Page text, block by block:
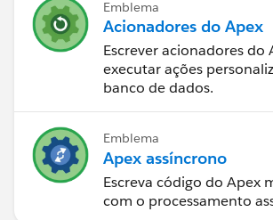
Emblema
Acionadores do Apex
Escrever acionadores do
executar ações
banco de dados.
Emblema
Apex assíncrono
Escreva código do Apex
com o processamento